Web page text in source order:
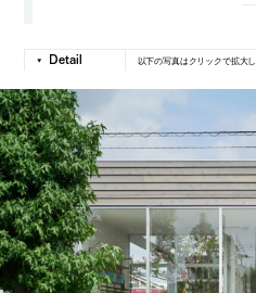
以下の写真はクリックで拡大